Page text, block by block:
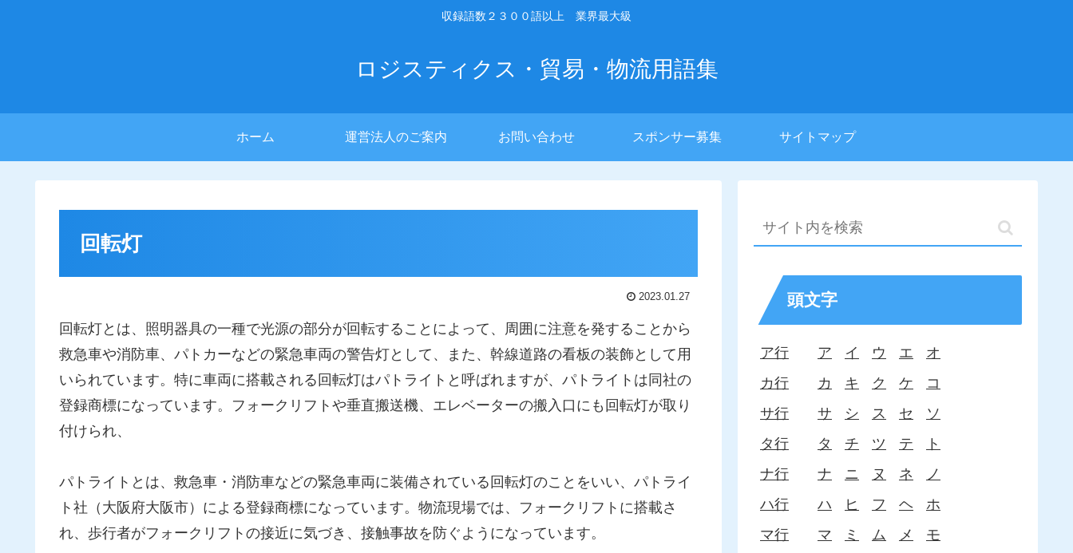
収録語数２３００語以上 業界最大級
ロジスティクス・貿易・物流用語集
ホーム 運営法人のご案内 お問い合わせ スポンサー募集 サイトマップ
回転灯
2023.01.27
回転灯とは、照明器具の一種で光源の部分が回転することによって、周囲に注意を発することから
救急車や消防車、パトカーなどの緊急車両の警告灯として、また、幹線道路の看板の装飾として用
いられています。特に車両に搭載される回転灯はパトライトと呼ばれますが、パトライトは同社の
登録商標になっています。フォークリフトや垂直搬送機、エレベーターの搬入口にも回転灯が取り
付けられ、
パトライトとは、救急車・消防車などの緊急車両に装備されている回転灯のことをいい、パトライ
ト社（大阪府大阪市）による登録商標になっています。物流現場では、フォークリフトに搭載さ
れ、歩行者がフォークリフトの接近に気づき、接触事故を防ぐようになっています。
頭文字
ア行 ア イ ウ エ
オ
カ行
カ キ ク ケ
コ
サ行
サ シ ス セ
ソ
タ行
タ チ ツ テ
ト
ナ行
ナ ニ ヌ ネ
ノ
ハ行
ハ ヒ フ ヘ
ホ
マ行
マ ミ ム メ
モ